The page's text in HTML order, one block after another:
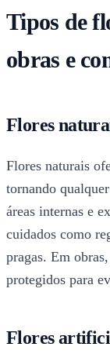
Tipos de
obras e
Flores
Flores naturais
tornando
áreas internas e
cuidados como
pragas. Em
protegidos para
Flores